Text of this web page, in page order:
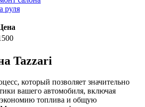
руля
Tazzari
который позволяет значительно
вашего автомобиля, включая
экономию топлива и общую